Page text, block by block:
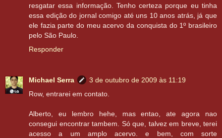
resgatar essa informação. Tenho certeza porque eu tinha
essa edição do jornal comigo até uns 10 anos atrás, já que
ele fazia parte do meu acervo da conquista do 1º brasileiro
pelo São Paulo.
Responder
Michael Serra
3 de outubro de 2009 às 11:19
Row, entrarei em contato.
Alberto, eu lembro hehe, mas entao, ate agora nao
consegui encontrar tambem. Só que, talvez em breve, terei
acesso a um amplo acervo. e bem, com sorte